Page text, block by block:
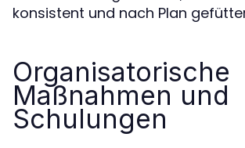
konsistent und nach Plan
Organisatorische
Maßnahmen und
Schulungen